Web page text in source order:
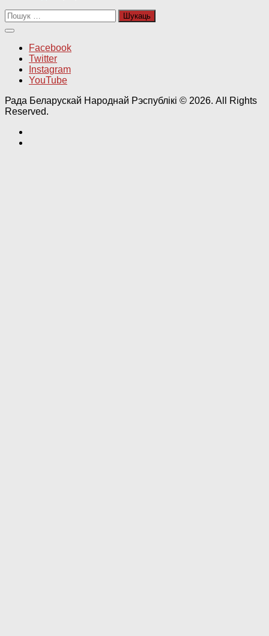
Пошук:
Facebook
Twitter
Instagram
YouTube
Рада Беларускай Народнай Рэспублікі © 2026. All Rights
Reserved.